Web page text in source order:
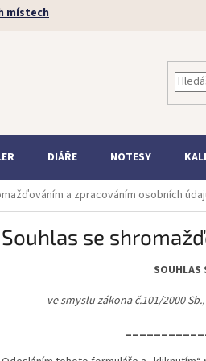
místech
DIÁŘE NOTESY
a zpracováním osobních
Souhlas se
SOUHLAS
ve smyslu zákona č.101/2000